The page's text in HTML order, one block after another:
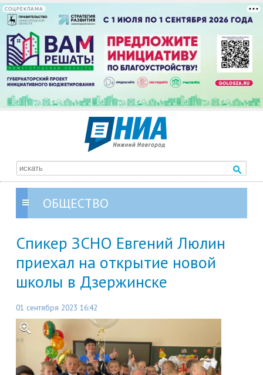
СОЦРЕКЛАМА
ОБЩЕСТВО
Спикер ЗСНО Евгений Люлин
приехал на открытие новой
школы в Дзержинске
01 сентября 2023 16:42